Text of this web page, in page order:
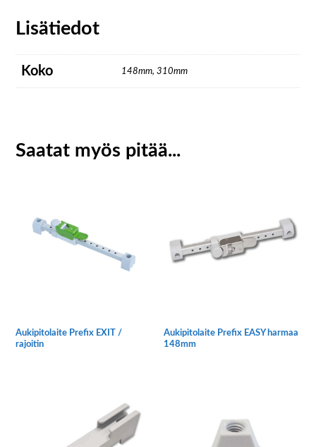
Lisätiedot
Koko 148mm, 310mm
Saatat myös pitää...
Aukipitolaite Prefix EXIT /
rajoitin
Aukipitolaite Prefix EASY harmaa
148mm